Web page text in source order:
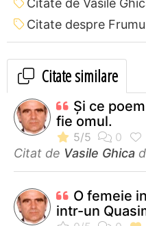
Citate despre
Citate similare
Și ce
fie omul.
Citat de Vasile Ghica
O femeie
intr-un